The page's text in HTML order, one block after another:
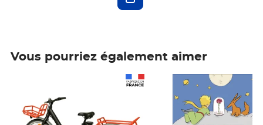
Vous pourriez également aimer
Prix 7,50€